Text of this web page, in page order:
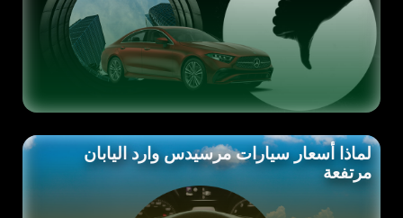
لماذا أسعار سيارات مرسيدس وارد اليابان
مرتفعة